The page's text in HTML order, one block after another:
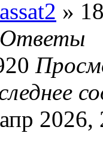
»
Ответы
2026,